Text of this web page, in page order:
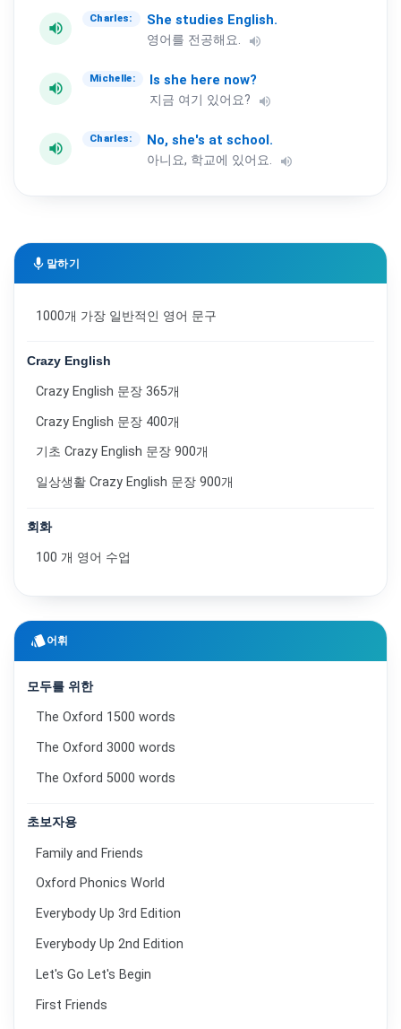
volume_up
Charles: She studies English.
영어를 전공해요. volume_up
volume_up
Michelle: Is she here now?
지금 여기 있어요? volume_up
volume_up
Charles: No, she's at school.
아니요, 학교에 있어요. volume_up
mic 말하기
1000개 가장 일반적인 영어 문구
Crazy English
Crazy English 문장 365개
Crazy English 문장 400개
기초 Crazy English 문장 900개
일상생활 Crazy English 문장 900개
회화
100 개 영어 수업
style어휘
모두를 위한
The Oxford 1500 words
The Oxford 3000 words
The Oxford 5000 words
초보자용
Family and Friends
Oxford Phonics World
Everybody Up 3rd Edition
Everybody Up 2nd Edition
Let's Go Let's Begin
First Friends